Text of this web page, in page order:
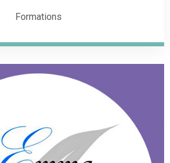
Formations